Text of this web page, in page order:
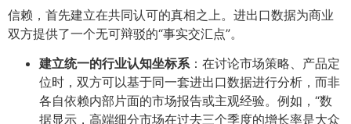
信赖，首先建立在共同认可的真相之上。进出口数据为商业
双方提供了一个无可辩驳的“事实交汇点”。
建立统一的行业认知坐标系​：在讨论市场策略、产品定
位时，双方可以基于同一套进出口数据进行分析，而非
各自依赖内部片面的市场报告或主观经验。例如，“数
据显示，高端细分市场在过去三个季度的增长率是大众